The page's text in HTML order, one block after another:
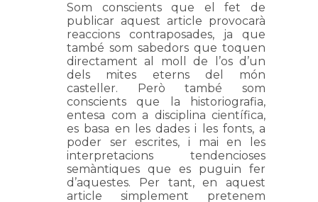
Som conscients que el fet de
publicar aquest article provocarà
reaccions contraposades, ja que
també som sabedors que toquen
directament al moll de l’os d’un
dels mites eterns del món
casteller. Però també som
conscients que la historiografia,
entesa com a disciplina científica,
es basa en les dades i les fonts, a
poder ser escrites, i mai en les
interpretacions tendencioses
semàntiques que es puguin fer
d’aquestes. Per tant, en aquest
article simplement pretenem